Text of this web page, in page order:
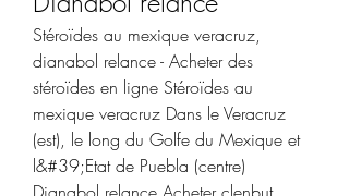
Stéroïdes au mexique veracruz,
dianabol relance - Acheter des
stéroïdes en ligne Stéroïdes au
mexique veracruz Dans le Veracruz
(est), le long du Golfe du Mexique et
l&#39;Etat de Puebla (centre)